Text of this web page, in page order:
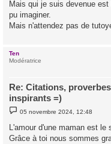
Mais qui je suis devenue
pu imaginer.
Mais n'attendez pas de
Ten
Modératrice
Re: Citations,
inspirants =)
M
e
s
a
05 novembre 2024, 12:48
L'amour d'une maman est
Grâce à toi nous sommes